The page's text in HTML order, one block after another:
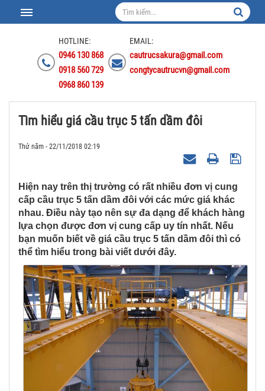
HOTLINE:
0946 130 868
0918 560 729
0968 860 139
EMAIL:
cautrucsakura@gmail.com
congtycautrucvn@gmail.com
Tìm hiểu giá cầu trục 5 tấn dầm đôi
Thứ năm - 22/11/2018 02:19
Hiện nay trên thị trường có rất nhiều đơn vị cung
cấp cầu trục 5 tấn dầm đôi với các mức giá khác
nhau. Điều này tạo nên sự đa dạng để khách hàng
lựa chọn được đơn vị cung cấp uy tín nhất. Nếu
bạn muốn biết về giá cầu trục 5 tấn dầm đôi thì có
thể tìm hiểu trong bài viết dưới đây.